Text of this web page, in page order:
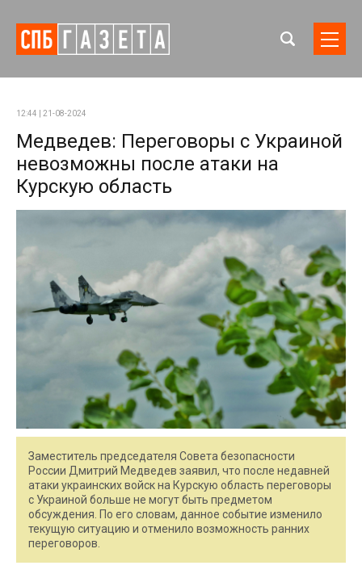
12:44 | 21-08-2024
Медведев: Переговоры с Украиной
невозможны после атаки на
Курскую область
Заместитель председателя Совета безопасности
России Дмитрий Медведев заявил, что после недавней
атаки украинских войск на Курскую область переговоры
с Украиной больше не могут быть предметом
обсуждения. По его словам, данное событие изменило
текущую ситуацию и отменило возможность ранних
переговоров.